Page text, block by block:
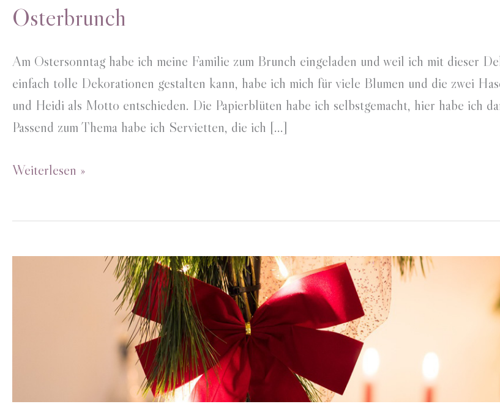
Osterbrunch
Am Ostersonntag habe ich meine Familie zum Brunch eingeladen und weil ich mit dieser
einfach tolle Dekorationen gestalten kann, habe ich mich für viele Blumen und die zwei
und Heidi als Motto entschieden. Die Papierblüten habe ich selbstgemacht, hier habe ich
Passend zum Thema habe ich Servietten, die ich […]
Osterbrunch
Weiterlesen »